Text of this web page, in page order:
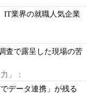
業界の就職人気企業
査で露呈した現場の苦
」：
データ連携」が残る